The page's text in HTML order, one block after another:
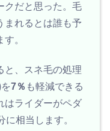
クだと思った。毛
まれるとは誰も予
。
と、スネ毛の処理
7％ も軽減できる
はライダーがペダ
相当します。